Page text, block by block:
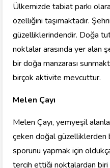
Ülkemizde tabiat parkı
özelliğini taşımaktadır.
güzelliklerindendir. Doğa
noktalar arasında yer alan
bir doğa manzarası
birçok aktivite mevcuttur.
Melen Çayı
Melen Çayı, yemyeşil
çeken doğal
sporunu yapmak için
tercih ettiği noktalardan biri